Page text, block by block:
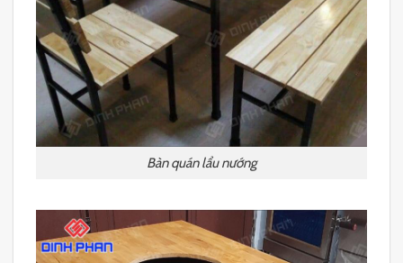
Bàn quán lẩu nướng